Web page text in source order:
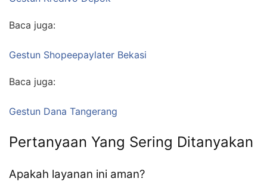
Baca juga:
Gestun Shopeepaylater Bekasi
Baca juga:
Gestun Dana Tangerang
Pertanyaan Yang Sering Ditanyakan
Apakah layanan ini aman?